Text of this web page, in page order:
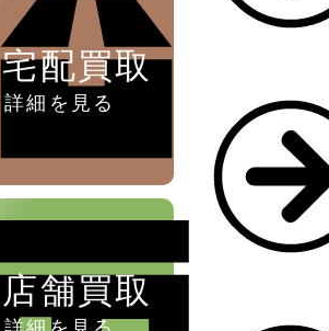
宅配買取
詳細を見る
店舗買取